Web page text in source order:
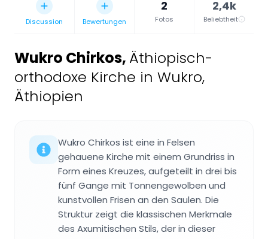
Discussion Bewertungen
2
Fotos
2,4k
Beliebtheit
Wukro Chirkos, Äthiopisch-
orthodoxe Kirche in Wukro,
Äthiopien
Wukro Chirkos ist eine in Felsen
gehauene Kirche mit einem Grundriss in
Form eines Kreuzes, aufgeteilt in drei bis
fünf Gange mit Tonnengewolben und
kunstvollen Frisen an den Saulen. Die
Struktur zeigt die klassischen Merkmale
des Axumitischen Stils, der in dieser